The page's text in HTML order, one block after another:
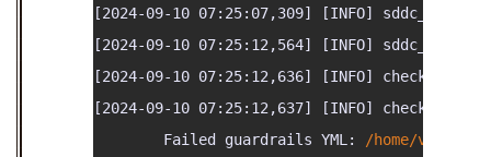
[2024-09-10 07:25:07,309] [INFO]
[2024-09-10 07:25:12,564] [INFO]
[2024-09-10 07:25:12,636] [INFO]
[2024-09-10 07:25:12,637] [INFO]
        Failed guardrails YML:
/home/vcf/